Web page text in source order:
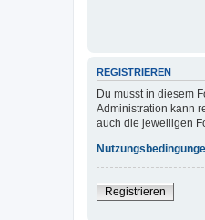
REGISTRIEREN
Du musst in diesem
Administration kann
auch die jeweiligen
Registrieren